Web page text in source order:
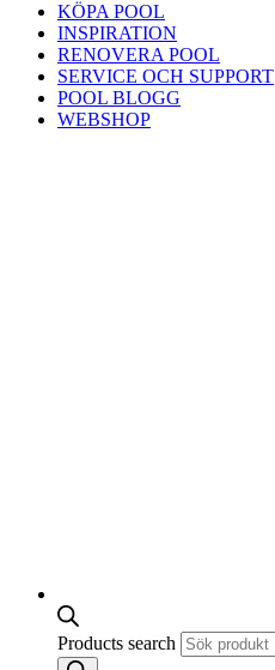
KÖPA POOL
INSPIRATION
RENOVERA POOL
SERVICE OCH SUPPORT
POOL BLOGG
WEBSHOP
Products search